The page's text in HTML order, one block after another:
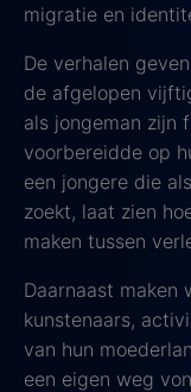
migratie en
De verhalen
de afgelopen
als jongeman zijn
voorbereidde op
een jongere die
zoekt, laat zien
maken tussen
Daarnaast maken
kunstenaars,
van hun
een eigen weg